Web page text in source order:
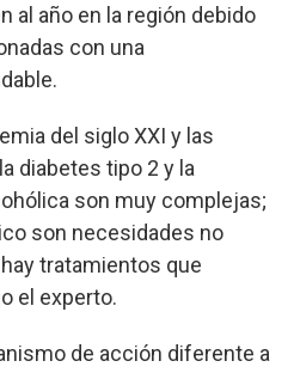
al año en la región debido
con una
del siglo XXI y las
diabetes tipo 2 y la
son muy complejas;
son necesidades no
tratamientos que
el experto.
de acción diferente a